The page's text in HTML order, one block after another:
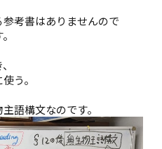
考書はありませんので
う。
語構文なのです。